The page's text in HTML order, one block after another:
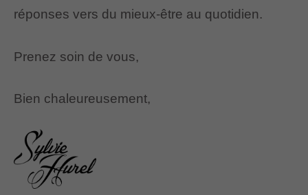
réponses vers du mieux-être au quotidien.
Prenez soin de vous,
Bien chaleureusement,